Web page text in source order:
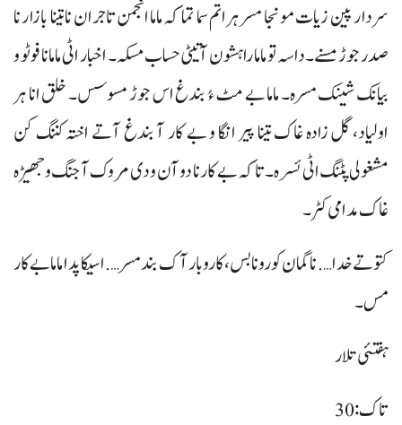
سردار پین زیات مونجا مسر ہراتم سما تما کہ ماما انجمن تاجران نا تینا بازار نا
صدر جوڑ مسنے۔ داسہ تو ماما راہشون آتیٹی حساب مسکہ۔ اخبار اٹی ماما نا فوٹو و
بیانک شینک مسرہ۔ ماما بے مٹ ءُ بندغ اس جوڑ مسوسس۔ خلق انا ہر
اولیاد، گل زادہ غاک تینا پیر انگا و بے کار آ بندغ آتے اختہ کننگ کن
مشغولی پٹنگ اٹی ئسرہ۔ تاکہ بے کار نا دو آن ودی مروک آ جنگ و جھیڑہ
غاک مدامی کٹر۔
کتو تے خدا…. ناگمان کورونا بس، کاروبار آک بند مسر…. اسیکا پدا ماما بے کار
مس۔
ہفتئی تلار
تاک: 30